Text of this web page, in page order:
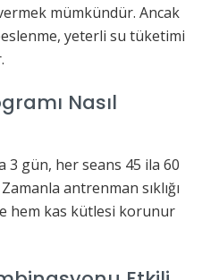
mümkündür. Ancak
yeterli su tüketimi
Nasıl
3 gün, her seans 45 ila 60
antrenman sıklığı
hem kas kütlesi korunur